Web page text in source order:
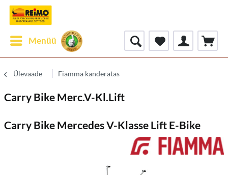
Menüü
Ülevaade Fiamma kanderatas
Carry Bike Merc.V-Kl.Lift
Carry Bike Mercedes V-Klasse Lift E-Bike